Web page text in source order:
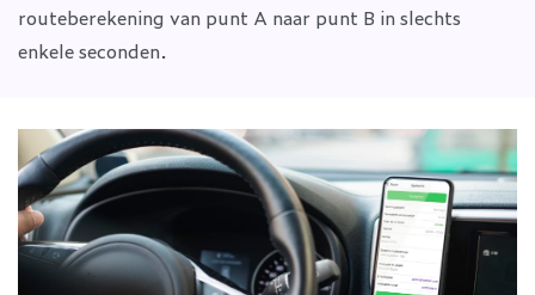
routeberekening van punt A naar punt B in slechts
enkele seconden.